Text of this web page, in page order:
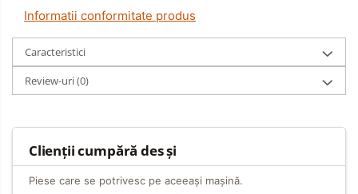
Informatii conformitate produs
Caracteristici
Review-uri(0)
Clienții cumpără des și
Piese care se potrivesc pe aceeași mașină.